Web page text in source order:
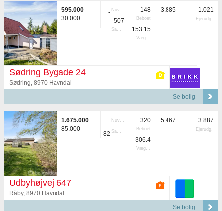
595.000
30.000
- Nuvær.
507
Samlet
148
Beboet
153.15
Vægtet
3.885 1.021
Ejerudg.
Sødring Bygade 24
Sødring, 8970 Havndal
Se bolig
1.675.000
85.000
- Nuvær.
82 Samlet
320
Beboet
306.4
Vægtet
5.467 3.887
Ejerudg.
Udbyhøjvej 647
Råby, 8970 Havndal
Se bolig